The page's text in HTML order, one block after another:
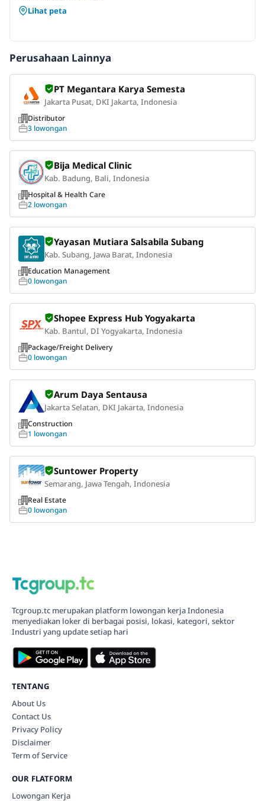
Lihat peta
Perusahaan Lainnya
PT Megantara Karya Semesta
Jakarta Pusat, DKI Jakarta, Indonesia
Distributor
3 lowongan
Bija Medical Clinic
Kab. Badung, Bali, Indonesia
Hospital & Health Care
2 lowongan
Yayasan Mutiara Salsabila Subang
Kab. Subang, Jawa Barat, Indonesia
Education Management
0 lowongan
Shopee Express Hub Yogyakarta
Kab. Bantul, DI Yogyakarta, Indonesia
Package/Freight Delivery
0 lowongan
Arum Daya Sentausa
Jakarta Selatan, DKI Jakarta, Indonesia
Construction
1 lowongan
Suntower Property
Semarang, Jawa Tengah, Indonesia
Real Estate
0 lowongan
Tcgroup.tc merupakan platform lowongan kerja Indonesia
menyediakan loker di berbagai posisi, lokasi, kategori, sektor
Industri yang update setiap hari
TENTANG
About Us
Contact Us
Privacy Policy
Disclaimer
Term of Service
OUR FLATFORM
Lowongan Kerja